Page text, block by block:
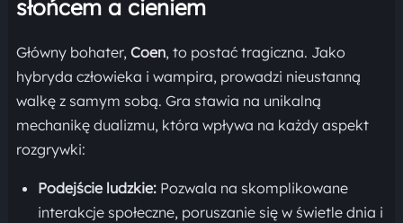
słońcem a cieniem
Główny bohater, Coen, to postać tragiczna. Jako
hybryda człowieka i wampira, prowadzi nieustanną
walkę z samym sobą. Gra stawia na unikalną
mechanikę dualizmu, która wpływa na każdy aspekt
rozgrywki:
Podejście ludzkie:Pozwala na skomplikowane
interakcje społeczne, poruszanie się w świetle dnia i